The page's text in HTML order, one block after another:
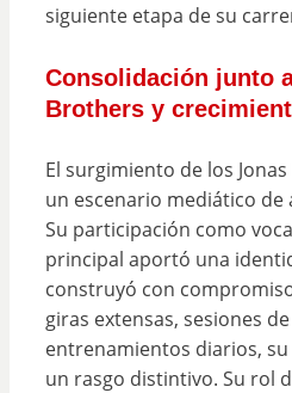
siguiente etapa de su
Consolidación junto
Brothers y
El surgimiento de los
un escenario mediático de
Su participación como
principal aportó una
construyó con
giras extensas, sesiones
entrenamientos diarios,
un rasgo distintivo. Su rol